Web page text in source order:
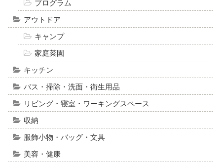
プログラム
アウトドア
キャンプ
家庭菜園
キッチン
バス・掃除・洗面・衛生用品
リビング・寝室・ワーキングスペース
収納
服飾小物・バッグ・文具
美容・健康